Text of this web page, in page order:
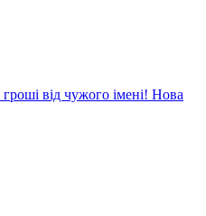
від чужого імені! Нова